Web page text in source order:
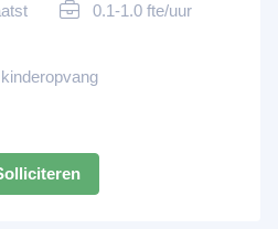
0.1-1.0 fte/uur